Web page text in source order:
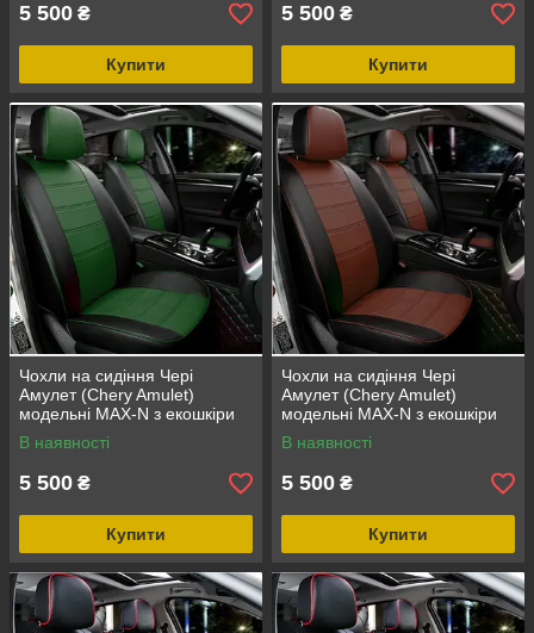
5 500 ₴
Купити
5 500 ₴
Купити
Чохли на сидіння Чері
Амулет (Chery Amulet)
модельні MAX-N з екошкіри
Чорно-зелений
В наявності
5 500 ₴
Купити
Чохли на сидіння Чері
Амулет (Chery Amulet)
модельні MAX-N з екошкіри
Чорно-коричневий
В наявності
5 500 ₴
Купити